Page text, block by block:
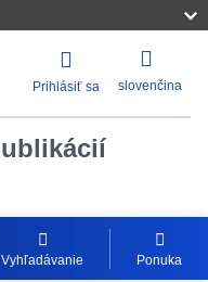
Prihlásiť sa slovenčina
Vyhľadávanie Ponuka